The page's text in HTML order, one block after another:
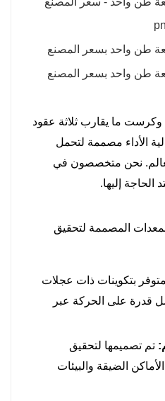
شركتنا عام ١٩٩٥، وكرست ما يقارب ثلاثة عقود
الأداء مصممة لتحمل
نحن متخصصون في
الحاجة إليها.
المصممة لتحقيق
متوفر بتكوينات ذات عجلات
قدرة على الحركة عبر
تم تصميمها لتحقيق
الضيقة والبيئات